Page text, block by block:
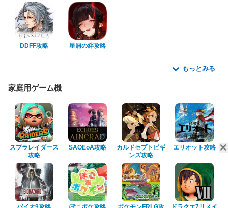
DDFF攻略 星屑の絆攻略
もっとみる
家庭用ゲーム機
スプラレイダース
攻略
SAOEoA攻略
カルドセプトビギ
ンズ攻略
エリオット攻略